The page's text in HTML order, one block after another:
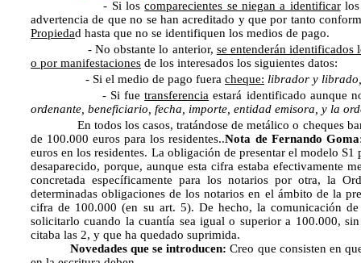
- Si loscomparecientes se niegan a identificarlos
advertencia de que no se han acreditado y que por tanto
Propiedad hasta que no se identifiquen los medios de pago.
- No obstante lo anterior, se entenderán identificados
o por manifestaciones de los interesados los siguientes datos:
- Si el medio de pago fuera cheque: librador y
- Si fuetransferencia estará identificado aunque
ordenante, beneficiario, fecha, importe, entidad emisora, y la
En todos los casos, tratándose de metálico o cheques
de 100.000 euros para los residentes..Nota de Fernando
euros en los residentes. La obligación de presentar el modelo
desaparecido, porque, aunque esta cifra estaba efectivamente
concretada específicamente para los notarios por otra, la
determinadas obligaciones de los notarios en el ámbito de la
cifra de 100.000 (en su art. 5). De hecho, la comunicación
solicitarlo cuando la cuantía sea igual o superior a 100.000,
citaba las 2, y que ha quedado suprimida.
Novedades que se introducen: Creo que consisten en